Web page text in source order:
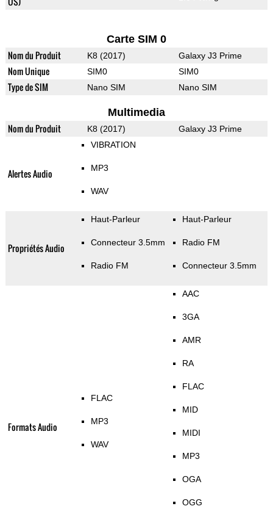
Carte SIM 0
Nom du Produit K8 (2017) Galaxy J3 Prime
Nom Unique SIM0 SIM0
Type de SIM Nano SIM Nano SIM
Multimedia
Nom du Produit K8 (2017) Galaxy J3 Prime
Alertes Audio
VIBRATION
MP3
WAV
Propriétés Audio
Haut-Parleur
Connecteur 3.5mm
Radio FM
Haut-Parleur
Radio FM
Connecteur 3.5mm
Formats Audio
FLAC
MP3
WAV
AAC
3GA
AMR
RA
FLAC
MID
MIDI
MP3
OGA
OGG